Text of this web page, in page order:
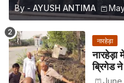
By - AYUSH ANTIMA
नारहेड़ा
ब्रिगेड